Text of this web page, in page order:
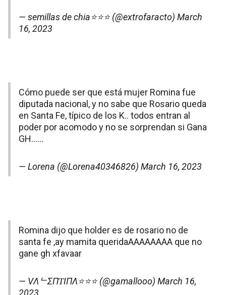
— semillas de chia⭐️⭐️⭐️ (@extrofaracto) March
16, 2023
Cómo puede ser que está mujer Romina fue
diputada nacional, y no sabe que Rosario queda
en Santa Fe, típico de los K.. todos entran al
poder por acomodo y no se sorprendan si Gana
GH……
— Lorena (@Lorena40346826) March 16, 2023
Romina dijo que holder es de rosario no de
santa fe ,ay mamita queridaAAAAAAAA que no
gane gh xfavaar
— VΛᄂΣПƬIПΛ⭐️⭐️⭐️ (@gamallooo) March 16,
2023